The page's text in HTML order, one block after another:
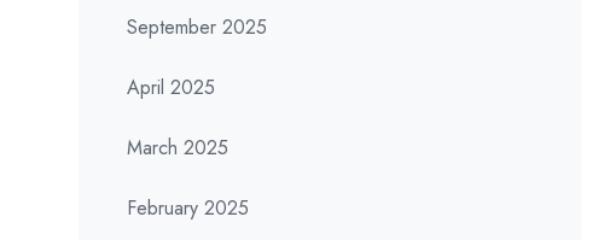
September 2025
April 2025
March 2025
February 2025